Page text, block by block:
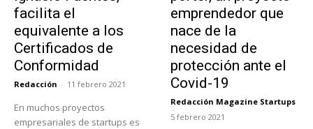
facilita el
equivalente a los
Certificados de
Conformidad
Redacción - 11 febrero 2021
En muchos proyectos
empresariales de startups es
emprendedor que
nace de la
necesidad de
protección ante el
Covid-19
Redacción Magazine Startups
-
5 febrero 2021